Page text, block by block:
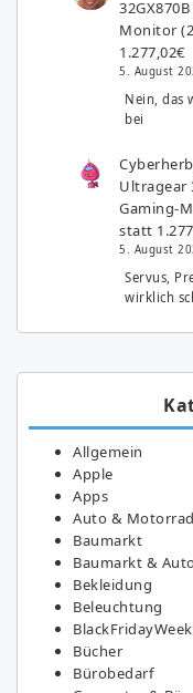
Monitor
1.277,02€
5. August
Nein, das
bei
Ultragear
Gaming-
statt
5. August
Servus,
wirklich
Allgemein
Apple
Apps
Auto & Motorrad
Baumarkt
Baumarkt &
Bekleidung
Beleuchtung
Bücher
Bürobedarf